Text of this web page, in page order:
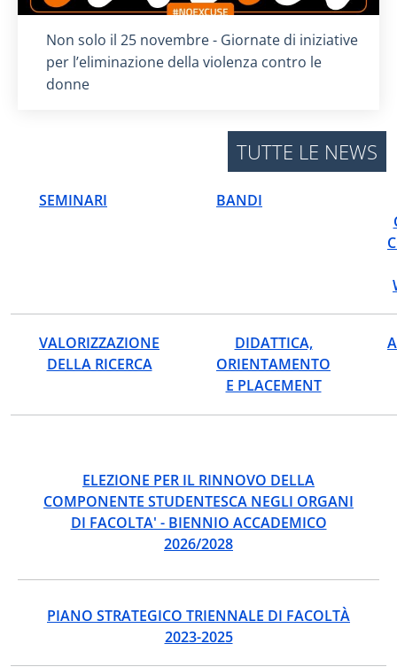
Titolo card :
Non solo il 25 novembre - Giornate di iniziative
per l’eliminazione della violenza contro le
donne
TUTTE LE NEWS
SEMINARI
BANDI
VALORIZZAZIONE
DELLA RICERCA
DIDATTICA,
ORIENTAMENTO
E PLACEMENT
ELEZIONE PER IL RINNOVO DELLA
COMPONENTE STUDENTESCA NEGLI ORGANI
DI FACOLTA' - BIENNIO ACCADEMICO
2026/2028
PIANO STRATEGICO TRIENNALE DI FACOLTÀ
2023-2025